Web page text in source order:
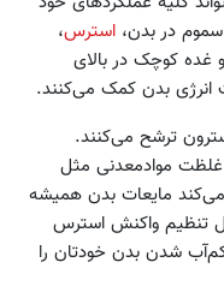
در بدن، استرس،
غده کوچک در بالای
انرژی بدن کمک می‌کنند.
ترشح می‌کنند.
موادمعدنی مثل
مایعات بدن همیشه
تنظیم واکنش استرس
شدن بدن خودتان را